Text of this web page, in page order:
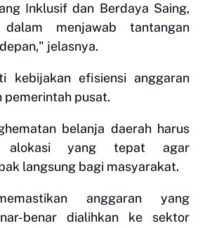
Inklusif dan Berdaya Saing,
menjawab tantangan
jelasnya.
kebijakan efisiensi anggaran
pemerintah pusat.
belanja daerah harus
alokasi yang tepat agar
langsung bagi masyarakat.
anggaran yang
benar dialihkan ke sektor